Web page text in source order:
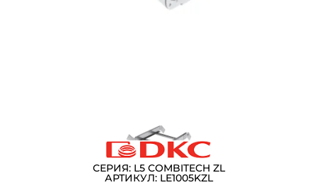
СЕРИЯ: L5 COMBITECH ZL
АРТИКУЛ: LE1005KZL